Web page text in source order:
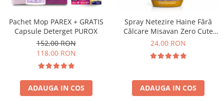
Pachet Mop PAREX + GRATIS
Capsule Deterget PUROX
152,00 RON
118,00 RON
ADAUGA IN COS
Spray Netezire Haine Fără
Călcare Misavan Zero Cute
Zero Parfum 500 ml
24,00 RON
ADAUGA IN COS